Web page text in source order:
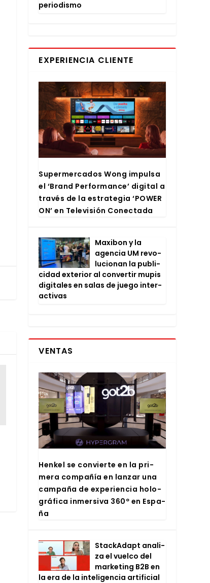
perio­dis­mo
EXPERIENCIA CLIENTE
Super­mer­ca­dos Wong impul­sa
el ‘Brand Per­for­man­ce’ digi­tal a
tra­vés de la estra­te­gia ‘POWER
ON’ en Tele­vi­sión Conec­ta­da
Maxi­bon y la
agen­cia UM revo­
lu­cio­nan la publi­
ci­dad exte­rior al con­ver­tir mupis
digi­ta­les en salas de jue­go inter­
ac­ti­vas
VENTAS
Hen­kel se con­vier­te en la pri­
me­ra com­pa­ñía en lan­zar una
cam­pa­ña de expe­rien­cia holo­
grá­fi­ca inmer­si­va 360º en Espa­
ña
Stac­kA­dapt ana­li­
za el vuel­co del
mar­ke­ting B2B en
la era de la inte­li­gen­cia arti­fi­cial